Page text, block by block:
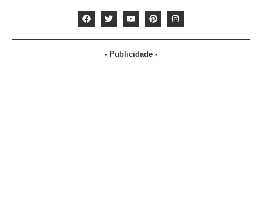
- Publicidade -